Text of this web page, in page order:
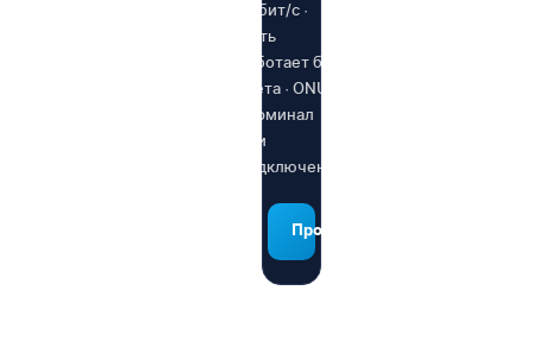
1 Гбит/с ·
Сеть
работает без
света · ONU-
терминал
при
подключении
Проверить адрес